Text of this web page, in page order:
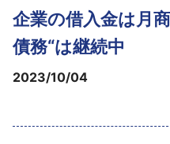
会社案内
導入事
企業の借入金は月
債務“は継続中
2023/10/04